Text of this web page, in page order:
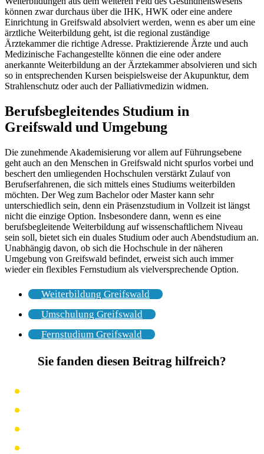
können zwar durchaus über die IHK, HWK oder eine andere
Einrichtung in Greifswald absolviert werden, wenn es aber um eine
ärztliche Weiterbildung geht, ist die regional zuständige
Ärztekammer die richtige Adresse. Praktizierende Ärzte und auch
Medizinische Fachangestellte können die eine oder andere
anerkannte Weiterbildung an der Ärztekammer absolvieren und sich
so in entsprechenden Kursen beispielsweise der Akupunktur, dem
Strahlenschutz oder auch der Palliativmedizin widmen.
Berufsbegleitendes Studium in
Greifswald und Umgebung
Die zunehmende Akademisierung vor allem auf Führungsebene
geht auch an den Menschen in Greifswald nicht spurlos vorbei und
beschert den umliegenden Hochschulen verstärkt Zulauf von
Berufserfahrenen, die sich mittels eines Studiums weiterbilden
möchten. Der Weg zum Bachelor oder Master kann sehr
unterschiedlich sein, denn ein Präsenzstudium in Vollzeit ist längst
nicht die einzige Option. Insbesondere dann, wenn es eine
berufsbegleitende Weiterbildung auf wissenschaftlichem Niveau
sein soll, bietet sich ein duales Studium oder auch Abendstudium an.
Unabhängig davon, ob sich die Hochschule in der näheren
Umgebung von Greifswald befindet, erweist sich auch immer
wieder ein flexibles Fernstudium als vielversprechende Option.
Weiterbildung Greifswald
Umschulung Greifswald
Fernstudium Greifswald
Sie fanden diesen Beitrag hilfreich?